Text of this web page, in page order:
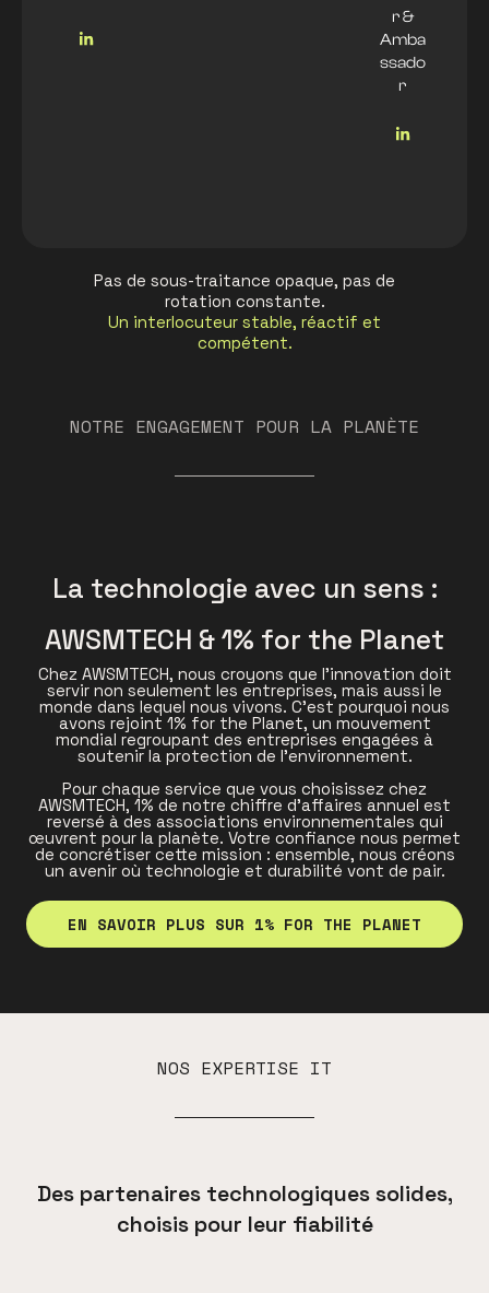
r &
Amba
ssado
r
Pas de sous-traitance opaque, pas de
rotation constante.
Un interlocuteur stable, réactif et
compétent.
NOTRE ENGAGEMENT POUR LA PLANÈTE
La technologie avec un sens :
AWSMTECH & 1% for the Planet
Chez AWSMTECH, nous croyons que l’innovation doit
servir non seulement les entreprises, mais aussi le
monde dans lequel nous vivons. C’est pourquoi nous
avons rejoint 1% for the Planet, un mouvement
mondial regroupant des entreprises engagées à
soutenir la protection de l’environnement.
Pour chaque service que vous choisissez chez
AWSMTECH, 1% de notre chiffre d’affaires annuel est
reversé à des associations environnementales qui
œuvrent pour la planète. Votre confiance nous permet
de concrétiser cette mission : ensemble, nous créons
un avenir où technologie et durabilité vont de pair.
EN SAVOIR PLUS SUR 1% FOR THE PLANET
NOS EXPERTISE IT
Des partenaires technologiques solides,
choisis pour leur fiabilité